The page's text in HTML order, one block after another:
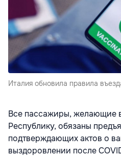
Италия обновила правила
Все пассажиры, желающие
Республику, обязаны
подтверждающих актов о
выздоровлении после